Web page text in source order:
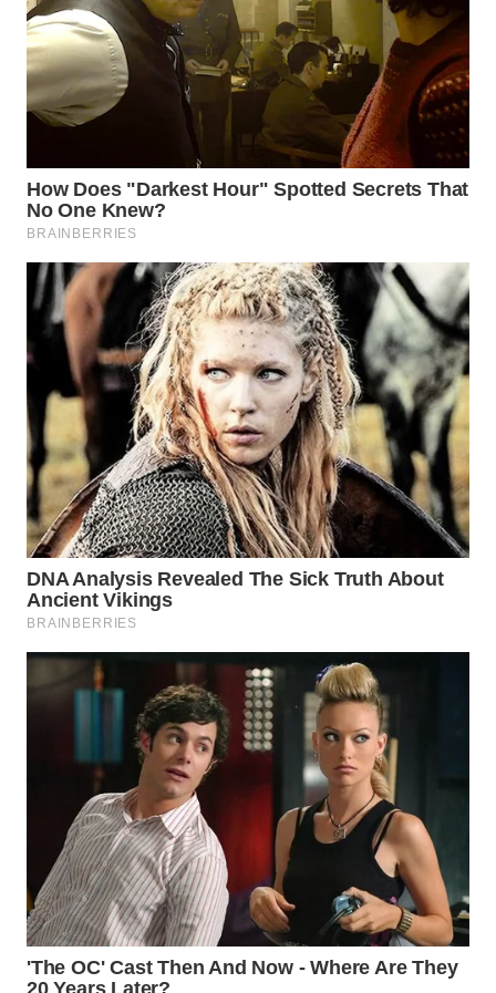
WN
INDRAMAYU
WN
KUNINGAN
WN
MAJALENGKA
WN
SUBANG
WN
SUKABUMI
WN
PURWAKARTA
WN
PRIANGAN
TIMUR
WN
WN
BOROBUDUR
WN
MADURA
WN
SURABAYA